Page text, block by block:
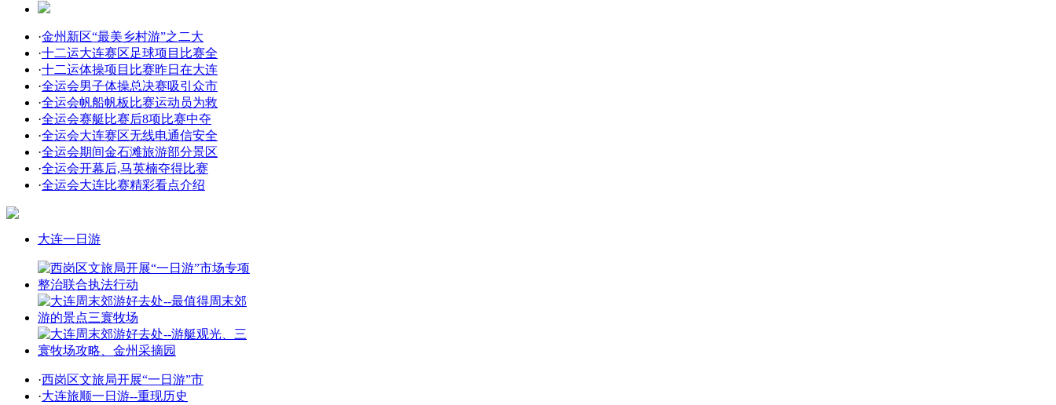
·金州新区“最美乡村游”之二大
·十二运大连赛区足球项目比赛全
·十二运体操项目比赛昨日在大连
·全运会男子体操总决赛吸引众市
·全运会帆船帆板比赛运动员为救
·全运会赛艇比赛后8项比赛中夺
·全运会大连赛区无线电通信安全
·全运会期间金石滩旅游部分景区
·全运会开幕后,马英楠夺得比赛
·全运会大连比赛精彩看点介绍
大连一日游
·西岗区文旅局开展“一日游”市
·大连旅顺一日游--重现历史